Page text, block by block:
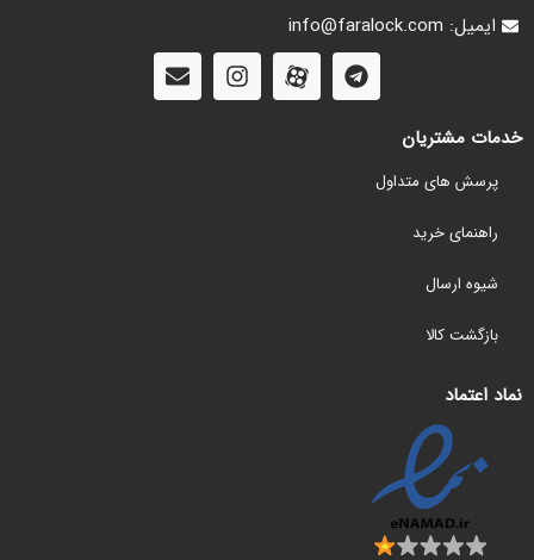
ایمیل: info@faralock.com
خدمات مشتریان
پرسش های متداول
راهنمای خرید
شیوه ارسال
بازگشت کالا
نماد اعتماد